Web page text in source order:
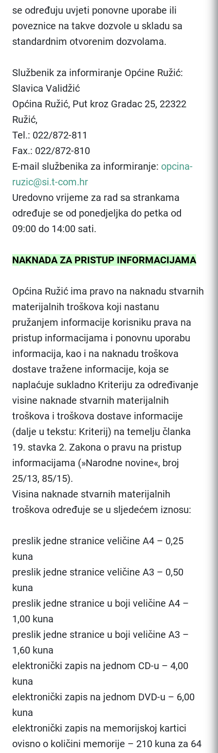
se određuju uvjeti ponovne uporabe ili
poveznice na takve dozvole u skladu sa
standardnim otvorenim dozvolama.
Službenik za informiranje Općine Ružić:
Slavica Validžić
Općina Ružić, Put kroz Gradac 25, 22322
Ružić,
Tel.: 022/872-811
Fax.: 022/872-810
E-mail službenika za informiranje: opcina-
ruzic@si.t-com.hr
Uredovno vrijeme za rad sa strankama
određuje se od ponedjeljka do petka od
09:00 do 14:00 sati.
NAKNADA ZA PRISTUP INFORMACIJAMA
Općina Ružić ima pravo na naknadu stvarnih
materijalnih troškova koji nastanu
pružanjem informacije korisniku prava na
pristup informacijama i ponovnu uporabu
informacija, kao i na naknadu troškova
dostave tražene informacije, koja se
naplaćuje sukladno Kriteriju za određivanje
visine naknade stvarnih materijalnih
troškova i troškova dostave informacije
(dalje u tekstu: Kriterij) na temelju članka
19. stavka 2. Zakona o pravu na pristup
informacijama (»Narodne novine«, broj
25/13, 85/15).
Visina naknade stvarnih materijalnih
troškova određuje se u sljedećem iznosu:
preslik jedne stranice veličine A4 – 0,25
kuna
preslik jedne stranice veličine A3 – 0,50
kuna
preslik jedne stranice u boji veličine A4 –
1,00 kuna
preslik jedne stranice u boji veličine A3 –
1,60 kuna
elektronički zapis na jednom CD-u – 4,00
kuna
elektronički zapis na jednom DVD-u – 6,00
kuna
elektronički zapis na memorijskoj kartici
ovisno o količini memorije – 210 kuna za 64